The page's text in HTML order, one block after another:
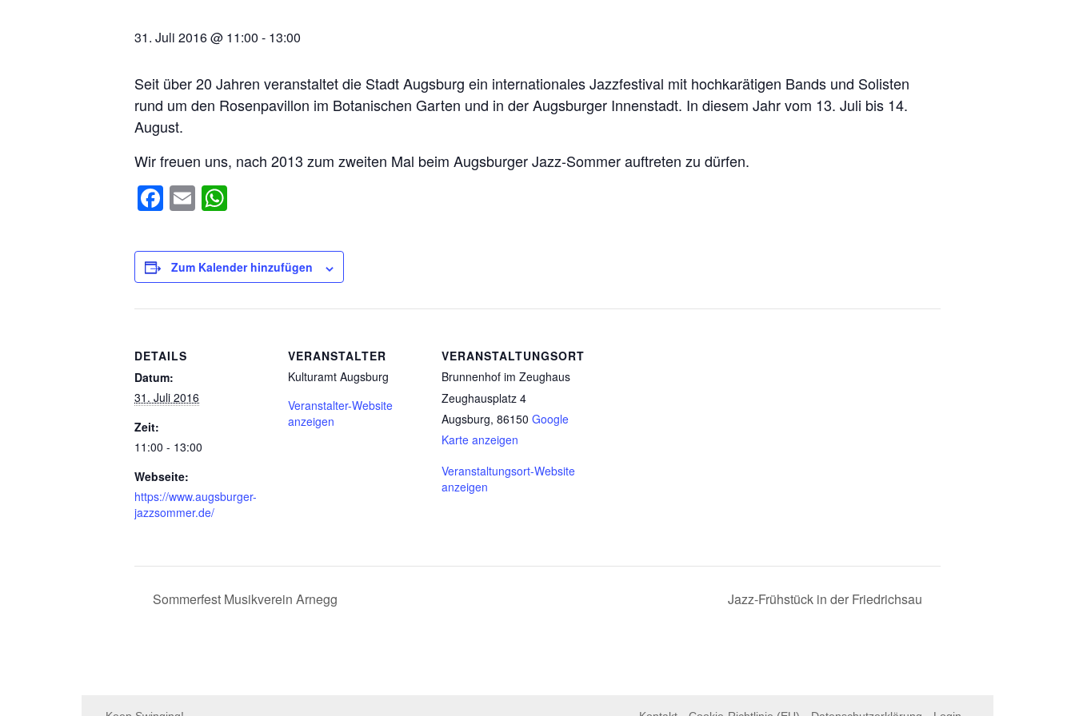
31. Juli 2016 @ 11:00 - 13:00
Seit über 20 Jahren veranstaltet die Stadt Augsburg ein internationales Jazzfestival mit hochkarätigen Bands und Solisten
rund um den Rosenpavillon im Botanischen Garten und in der Augsburger Innenstadt. In diesem Jahr vom 13. Juli bis 14.
August.
Wir freuen uns, nach 2013 zum zweiten Mal beim Augsburger Jazz-Sommer auftreten zu dürfen.
Facebook
Email
Zum Kalender hinzufügen
DETAILS
Datum:
31. Juli 2016
Zeit:
11:00 - 13:00
Webseite:
https://www.augsburger-
jazzsommer.de/
VERANSTALTER
Kulturamt Augsburg
Veranstalter-Website
anzeigen
VERANSTALTUNGSORT
Brunnenhof im Zeughaus
Zeughausplatz 4
Augsburg, 86150 Google
Karte anzeigen
Veranstaltungsort-Website
anzeigen
Sommerfest Musikverein Arnegg Jazz-Frühstück in der Friedrichsau